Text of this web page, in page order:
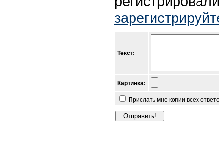
Текст:
Картинка:
Прислать мне копии всех